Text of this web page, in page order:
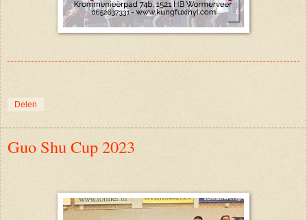
Delen
Guo Shu Cup 2023